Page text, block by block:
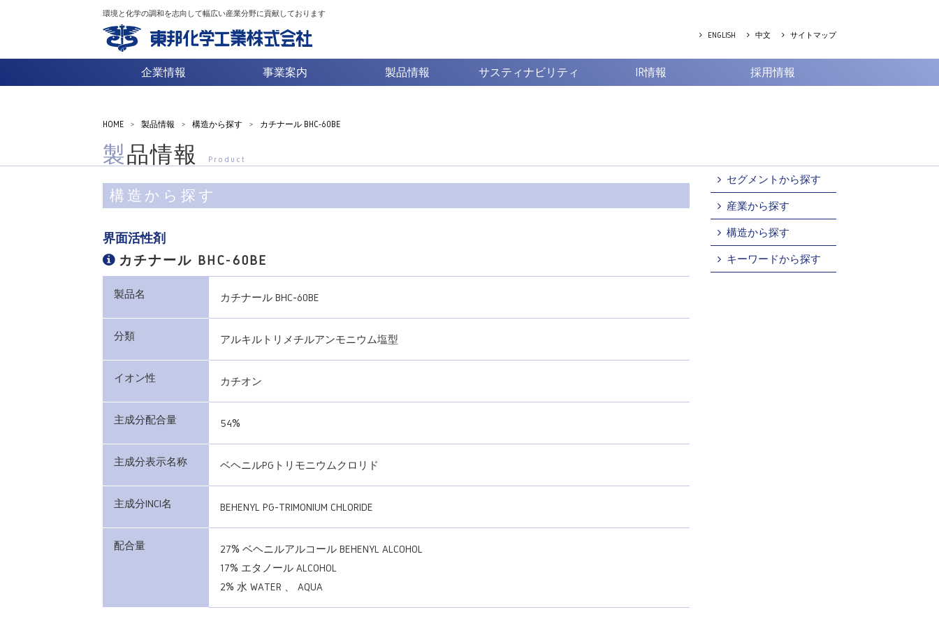
環境と化学の調和を志向して幅広い産業分野に貢献しております
ENGLISH 中文 サイトマップ
企業情報 事業案内 製品情報 サスティナビリティ IR情報 採用情報
HOME > 製品情報 > 構造から探す > カチナール BHC-60BE
製品情報 Product
構造から探す
界面活性剤
カチナール BHC-60BE
製品名 カチナール BHC-60BE
分類 アルキルトリメチルアンモニウム塩型
イオン性 カチオン
主成分配合量 54%
主成分表示名称 ベヘニルPGトリモニウムクロリド
主成分INCI名 BEHENYL PG-TRIMONIUM CHLORIDE
配合量
27% ベヘニルアルコール BEHENYL ALCOHOL
17% エタノール ALCOHOL
2% 水 WATER 、 AQUA
セグメントから探す
産業から探す
構造から探す
キーワードから探す